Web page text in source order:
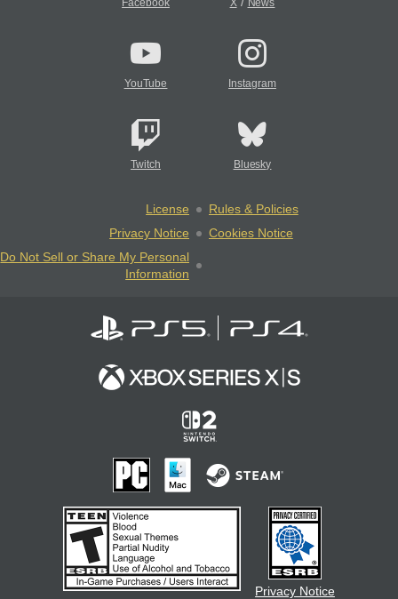
Facebook X News
YouTube Instagram
Twitch Bluesky
License
Rules & Policies
Privacy Notice
Cookies Notice
Do Not Sell or Share My Personal
Information
Privacy Notice